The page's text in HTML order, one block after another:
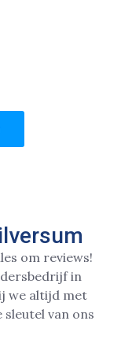
om reviews!
in
we altijd met
sleutel van ons